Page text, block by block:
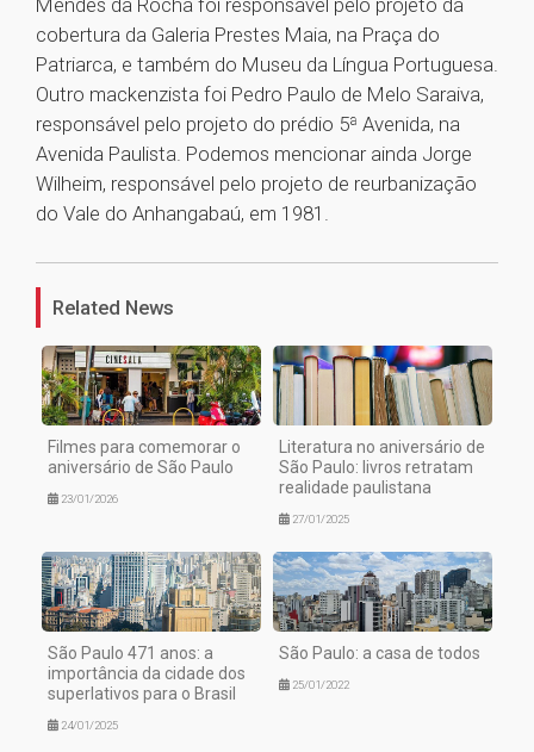
Mendes da Rocha foi responsável pelo projeto da
cobertura da Galeria Prestes Maia, na Praça do
Patriarca, e também do Museu da Língua Portuguesa.
Outro mackenzista foi Pedro Paulo de Melo Saraiva,
responsável pelo projeto do prédio 5ª Avenida, na
Avenida Paulista. Podemos mencionar ainda Jorge
Wilheim, responsável pelo projeto de reurbanização
do Vale do Anhangabaú, em 1981.
1
Related News
Filmes para comemorar o
aniversário de São Paulo
23/01/2026
Literatura no aniversário de
São Paulo: livros retratam
realidade paulistana
27/01/2025
São Paulo 471 anos: a
importância da cidade dos
superlativos para o Brasil
24/01/2025
São Paulo: a casa de todos
25/01/2022